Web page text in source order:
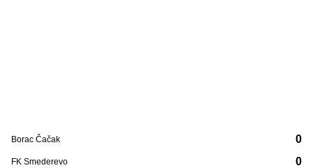
Borac Čačak
FK Smederevo
0
0